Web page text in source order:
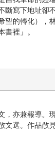
寫下地址
望的轉化）
裡」。
亦兼報導
選。作品